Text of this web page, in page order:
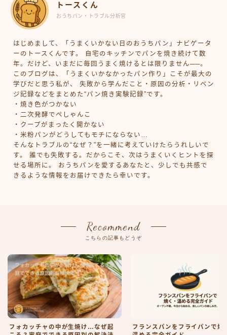
トースくん
おうちパン・トラブル分析官
はじめまして、「うまくいかない日のおうちパン」ナビゲータ
ーのトースくんです。 自宅のキッチンでパンを焼き続けて数
年。だけど、いまだに毎回うまく焼けるとは限りません──。
このブログは、「うまくいかなかったパン作り」こそが最大の
学びだと思う私が、 失敗から学んだこと・原因の分析・リベン
ジ記録などをまとめた“パン焼き実験記録”です。
・焼き色がつかない
・二次発酵でぺしゃんこ
・クープがまったく開かない
・米粉パンがどうしてもモチにならない…
そんなトラブルの“なぜ？”を一緒に考えていけたらうれしいで
す。 誰でも失敗する。だからこそ、次はうまくいくヒントを探
せる場所に。 おうちパンを愛するあなたと、少しでも共感で
きるような情報をお届けできたら幸いです。
Recommend
こちらの記事もどうぞ
フォカッチャの中が生焼け…なぜ起
フランスパンをフライパンで焼